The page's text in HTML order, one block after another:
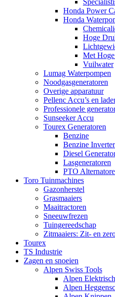
Honda Power
Honda
Hoge
Met
Vuilwater
Lumag Waterpompen
Noodgasgeneratoren
Overige apparatuur
Pellenc Accu’s en
Professionele
Sunseeker Accu
Tourex Generatoren
Benzine
Benzine
Diesel
Lasgeneratoren
PTO
Toro Tuinmachines
Gazonherstel
Grasmaaiers
Maaitractoren
Sneeuwfrezen
Tuingereedschap
Zitmaaiers: Zit- en
Tourex
TS Industrie
Zagen en snoeien
Alpen Swiss Tools
Alpen
Alpen